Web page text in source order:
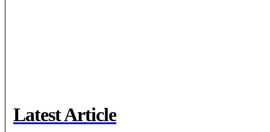
Latest Article